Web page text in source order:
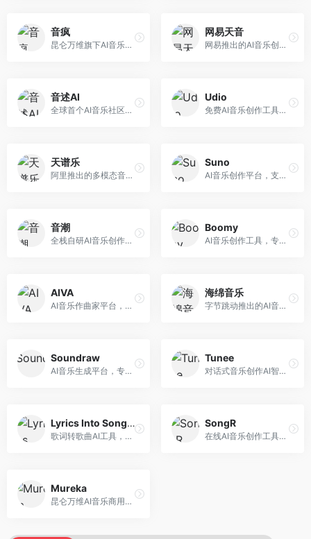
音疯
昆仑万维旗下AI音乐创作平台，专注于音乐内容生成。面向音乐爱好者和内容创作者，提供多种风格音乐生成，操作简便，创作速度快。
网易天音
网易推出的AI音乐创作工具，支持作词、作曲与编曲。面向音乐爱好者和独立音乐人，提供歌词生成、旋律创作、编曲制作等服务，与网易云音乐生态深度整合。
音述AI
全球首个AI音乐社区平台，整合创作与分享功能。面向音乐创作者和爱好者，提供音乐创作、作品分享、社区交流等服务，社区氛围活跃。
Udio
免费AI音乐创作工具，专注于高质量音乐生成。面向音乐创作者和内容制作者，支持多种音乐风格生成，音质专业，创作自由度高，适合专业音乐制作场景。
天谱乐
阿里推出的多模态音乐生成平台，整合音频与文本理解能力。面向内容创作者，支持歌词生成、旋律创作、音乐编辑等服务，与阿里生态深度整合。
Suno
AI音乐创作平台，支持通过文字描述生成完整歌曲，包含歌词、旋律和人声。面向音乐爱好者、内容创作者和独立音乐人，操作门槛低，创作速度快，支持多种音乐风格，为音乐创作带来全新可能。
音潮
全栈自研AI音乐创作平台，支持从创作到发布的完整流程。面向独立音乐人和音乐工作室，提供作词作曲、编曲混音、音乐发布等服务，创作工具专业。
Boomy
AI音乐创作工具，专注于快速音乐生成与发布。面向音乐爱好者和业余创作者，支持一键生成原创音乐，可直接发布到音乐平台，创作门槛低。
AIVA
AI音乐作曲家平台，专注于古典和影视配乐创作。面向影视制作人和游戏开发者，提供原创音乐生成、配乐定制等服务，音乐风格专业，适合影视游戏配乐。
海绵音乐
字节跳动推出的AI音乐创作平台，支持多风格音乐生成。面向内容创作者和音乐爱好者，提供歌词创作、旋律生成、编曲制作等服务，创作效率高，适合短视频配乐。
Soundraw
AI音乐生成平台，专注于免版税音乐创作。面向视频创作者和内容制作者，提供背景音乐生成、音乐定制等服务，音乐版权清晰，适合视频配乐场景。
Tunee
对话式音乐创作AI智能体，支持自然语言交互创作。面向音乐爱好者，通过对话方式完成音乐创作，交互体验友好，创作过程直观。
Lyrics Into Song AI
歌词转歌曲AI工具，支持将歌词转化为完整歌曲。面向歌词创作者和音乐爱好者，提供歌词谱曲、编曲制作等服务，歌词音乐化效率高。
SongR
在线AI音乐创作工具，支持歌词与旋律一体化生成。面向内容创作者和音乐爱好者，提供歌词创作、旋律生成、音乐制作等服务，操作简便，创作速度快。
Mureka
昆仑万维AI音乐商用创作平台，专注于商业音乐授权。面向企业和商业用户，提供版权音乐生成、商用授权等服务，音乐版权清晰，商业应用安全。